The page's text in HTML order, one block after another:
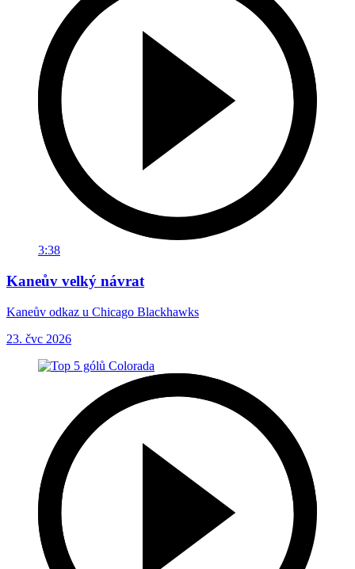
3:38
Kaneův velký návrat
Kaneův odkaz u Chicago Blackhawks
23. čvc 2026